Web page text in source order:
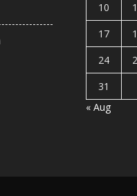
10
17
24
31
« Aug